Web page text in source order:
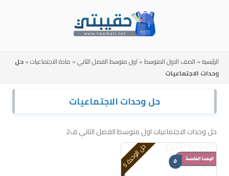
الرئيسية» الصف الاول المتوسط» اول متوسط الفصل الثاني» مادة الاجتماعيات»حل
وحدات الاجتماعيات
حل وحدات الاجتماعيات
حل وحدات الاجتماعيات اول متوسط الفصل الثاني ف2
ح
ل
ا
ل
و
ح
د
ة
5